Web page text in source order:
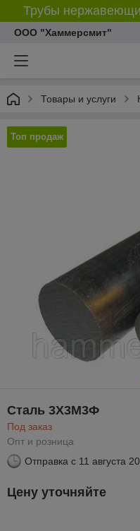
Трубы
ООО "Хаммерсмит"
Товары и услуги
Топ продаж
Сталь 3Х3М3Ф
Под заказ
Опт и розница
Отправка с 11 августа
Цену уточняйте